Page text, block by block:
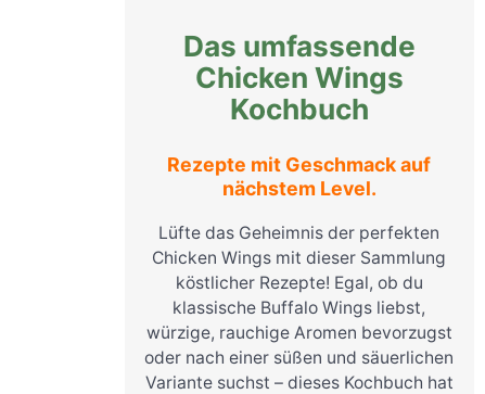
Das umfassende
Chicken Wings
Kochbuch
Rezepte mit Geschmack auf
nächstem Level.
Lüfte das Geheimnis der perfekten
Chicken Wings mit dieser Sammlung
köstlicher Rezepte! Egal, ob du
klassische Buffalo Wings liebst,
würzige, rauchige Aromen bevorzugst
oder nach einer süßen und säuerlichen
Variante suchst – dieses Kochbuch hat